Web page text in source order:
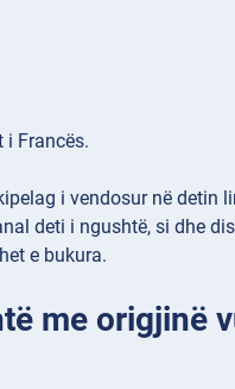
i Francës.
i vendosur në detin
deti i ngushtë, si dhe
e bukura.
me origjinë